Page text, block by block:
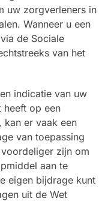
uw zorgverleners in
Wanneer u een
de Sociale
van het
indicatie van uw
heeft op een
kan er vaak een
van toepassing
zijn om
aan te
eigen bijdrage kunt
uit de Wet